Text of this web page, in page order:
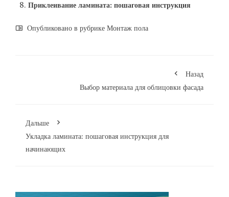
Приклеивание ламината: пошаговая инструкция
Опубликовано в рубрике Монтаж пола
Назад
Выбор материала для облицовки фасада
Дальше
Укладка ламината: пошаговая инструкция для
начинающих